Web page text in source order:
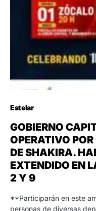
Estelar
GOBIERNO
OPERATIVO
DE SHAKIRA.
EXTENDIDO EN
2 Y 9
**Participarán en este
personas de diversas